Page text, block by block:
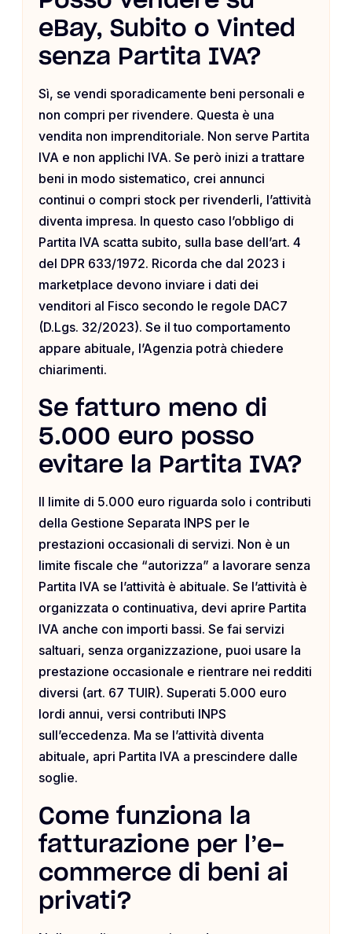
eBay, Subito o Vinted
senza Partita IVA?
Sì, se vendi sporadicamente beni personali e
non compri per rivendere. Questa è una
vendita non imprenditoriale. Non serve Partita
IVA e non applichi IVA. Se però inizi a trattare
beni in modo sistematico, crei annunci
continui o compri stock per rivenderli, l’attività
diventa impresa. In questo caso l’obbligo di
Partita IVA scatta subito, sulla base dell’art. 4
del DPR 633/1972. Ricorda che dal 2023 i
marketplace devono inviare i dati dei
venditori al Fisco secondo le regole DAC7
(D.Lgs. 32/2023). Se il tuo comportamento
appare abituale, l’Agenzia potrà chiedere
chiarimenti.
Se fatturo meno di
5.000 euro posso
evitare la Partita IVA?
Il limite di 5.000 euro riguarda solo i contributi
della Gestione Separata INPS per le
prestazioni occasionali di servizi. Non è un
limite fiscale che “autorizza” a lavorare senza
Partita IVA se l’attività è abituale. Se l’attività è
organizzata o continuativa, devi aprire Partita
IVA anche con importi bassi. Se fai servizi
saltuari, senza organizzazione, puoi usare la
prestazione occasionale e rientrare nei redditi
diversi (art. 67 TUIR). Superati 5.000 euro
lordi annui, versi contributi INPS
sull’eccedenza. Ma se l’attività diventa
abituale, apri Partita IVA a prescindere dalle
soglie.
Come funziona la
fatturazione per l’e-
commerce di beni ai
privati?